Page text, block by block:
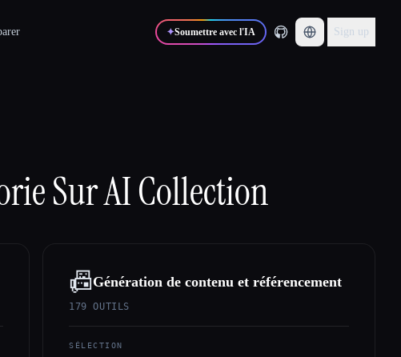
✦Soumettre avec l'IA Sign up
Sur AI Collection
📠Génération de contenu et référencement
179 OUTILS
SÉLECTION